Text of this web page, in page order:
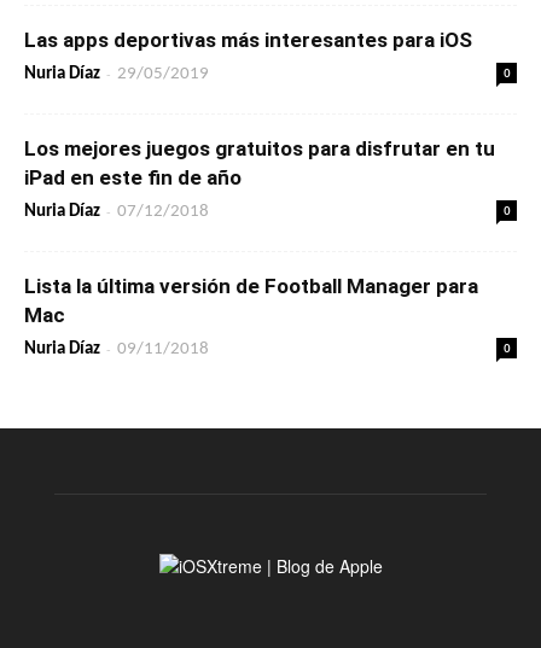
Las apps deportivas más interesantes para iOS
Nuria Díaz - 29/05/2019 0
Los mejores juegos gratuitos para disfrutar en tu
iPad en este fin de año
Nuria Díaz - 07/12/2018 0
Lista la última versión de Football Manager para
Mac
Nuria Díaz - 09/11/2018 0